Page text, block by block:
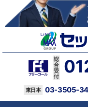
03-3505-